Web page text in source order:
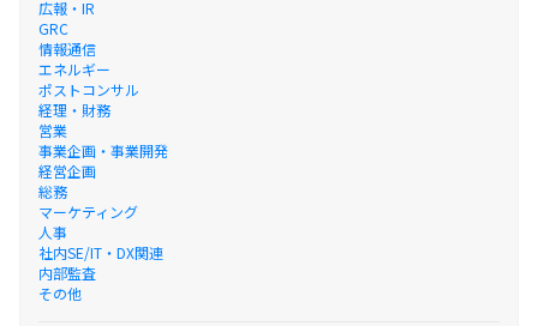
広報・IR
GRC
情報通信
エネルギー
ポストコンサル
経理・財務
営業
事業企画・事業開発
経営企画
総務
マーケティング
人事
社内SE/IT・DX関連
内部監査
その他